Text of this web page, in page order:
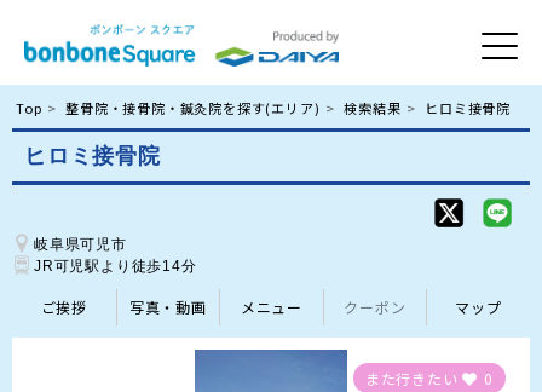
Top 整骨院・接骨院・鍼灸院を探す(エリア) 検索結果 ヒロミ接骨院
ヒロミ接骨院
岐阜県可児市
JR可児駅より徒歩14分
ご挨拶 写真・動画 メニュー クーポン マップ
また行きたい 0